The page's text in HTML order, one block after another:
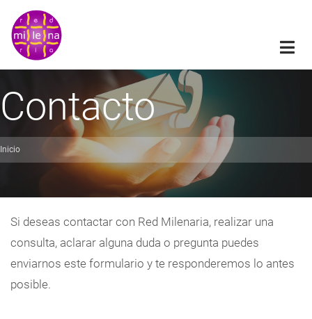
Pasar
contenido
principal
Contacto
Inicio
Si deseas contactar con Red Milenaria, realizar una
consulta, aclarar alguna duda o pregunta puedes
enviarnos este formulario y te responderemos lo antes
posible.